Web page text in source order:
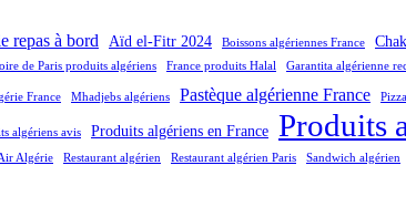
repas à bord Aïd el-Fitr 2024 Boissons algériennes France
de Paris produits algériens France produits Halal Garantita algérienne
France Mhadjebs algériens Pastèque algérienne France
algériens avis Produits algériens en France Produits
Algérie Restaurant algérien Restaurant algérien Paris Sandwich algérien